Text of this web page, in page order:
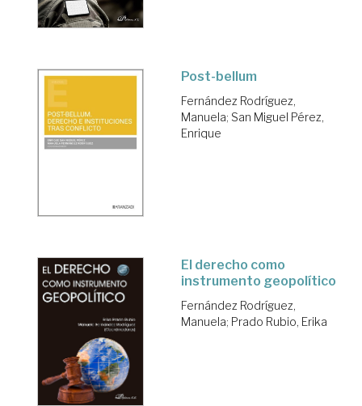
Post-bellum
Fernández Rodríguez,
Manuela; San Miguel Pérez,
Enrique
El derecho como
instrumento geopolítico
Fernández Rodríguez,
Manuela; Prado Rubio, Erika